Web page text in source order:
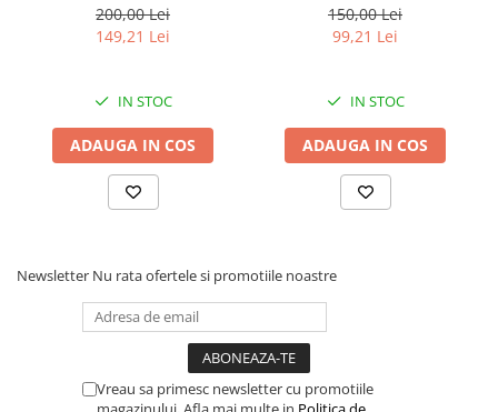
inclus
200,00 Lei
149,21 Lei
IN STOC
ADAUGA IN COS
Negru
150,00 Lei
99,21 Lei
IN STOC
ADAUGA IN COS
Newsletter Nu rata ofertele si promotiile noastre
Vreau sa primesc newsletter cu promotiile